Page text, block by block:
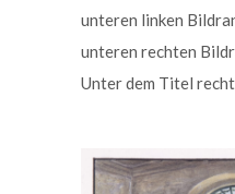
unteren linken
unteren rechten
Unter dem Titel